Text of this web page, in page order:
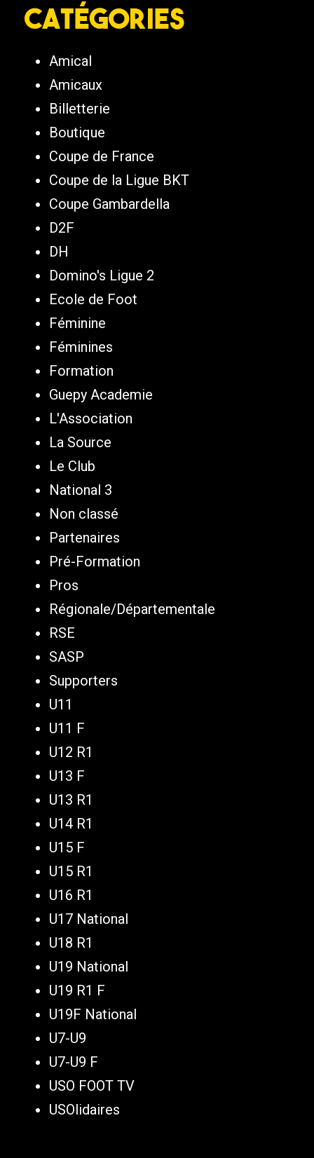
Catégories
Amical
Amicaux
Billetterie
Boutique
Coupe de France
Coupe de la Ligue BKT
Coupe Gambardella
D2F
DH
Domino's Ligue 2
Ecole de Foot
Féminine
Féminines
Formation
Guepy Academie
L'Association
La Source
Le Club
National 3
Non classé
Partenaires
Pré-Formation
Pros
Régionale/Départementale
RSE
SASP
Supporters
U11
U11 F
U12 R1
U13 F
U13 R1
U14 R1
U15 F
U15 R1
U16 R1
U17 National
U18 R1
U19 National
U19 R1 F
U19F National
U7-U9
U7-U9 F
USO FOOT TV
USOlidaires